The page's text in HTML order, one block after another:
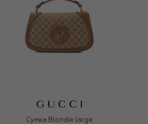
Сумка Blondie large